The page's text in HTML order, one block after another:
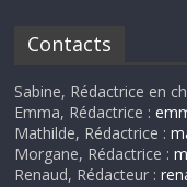
Contacts
Sabine, Rédactrice en
Emma, Rédactrice :
Mathilde, Rédactrice :
Morgane, Rédactrice :
Renaud, Rédacteur :